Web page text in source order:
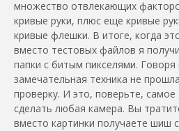
множество отвлекающих
кривые руки, плюс еще кривые
кривые флешки. В итоге, когда
вместо тестовых файлов я
папки с битым пикселями.
замечательная техника не
проверку. И это, поверьте,
сделать любая камера. Вы
вместо картинки получаете шиш